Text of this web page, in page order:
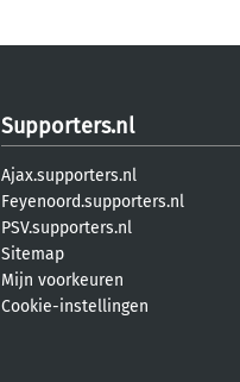
Supporters.nl
Ajax.supporters.nl
Feyenoord.supporters.nl
PSV.supporters.nl
Sitemap
Mijn voorkeuren
Cookie-instellingen